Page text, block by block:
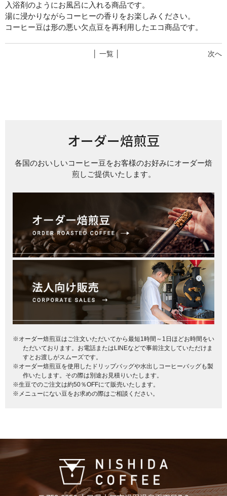
入浴剤のようにお風呂に入れる商品です。
湯に浸かりながらコーヒーの香りをお楽しみください。
コーヒー豆は形の悪い欠点豆を再利用したエコ商品です。
次へ
│ 一覧 │
オーダー焙煎豆
各国のおいしいコーヒー豆をお客様のお好みにオーダー焙
煎しご提供いたします。
※オーダー焙煎豆はご注文いただいてから最短1時間～1日ほどお時間をい
ただいております。お電話またはLINEなどで事前注文していただけま
すとお渡しがスムーズです。
※オーダー焙煎豆を使用したドリップバッグや水出しコーヒーバッグも製
作いたします。その際は別途お見積りいたします。
※生豆でのご注文は約50％OFFにて販売いたします。
※メニューにない豆をお求めの際はご相談ください。